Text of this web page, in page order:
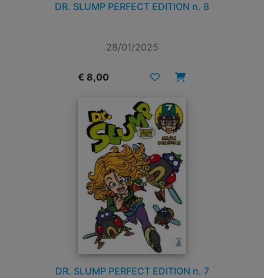
DR. SLUMP PERFECT EDITION n. 8
28/01/2025
€ 8,00
DR. SLUMP PERFECT EDITION n. 7